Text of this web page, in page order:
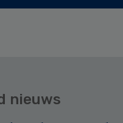
nieuws